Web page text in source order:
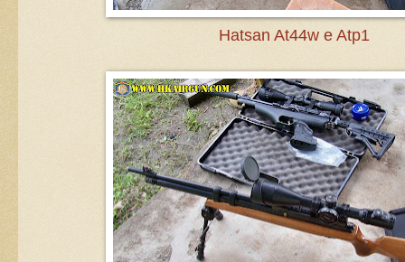
Hatsan At44w e Atp1